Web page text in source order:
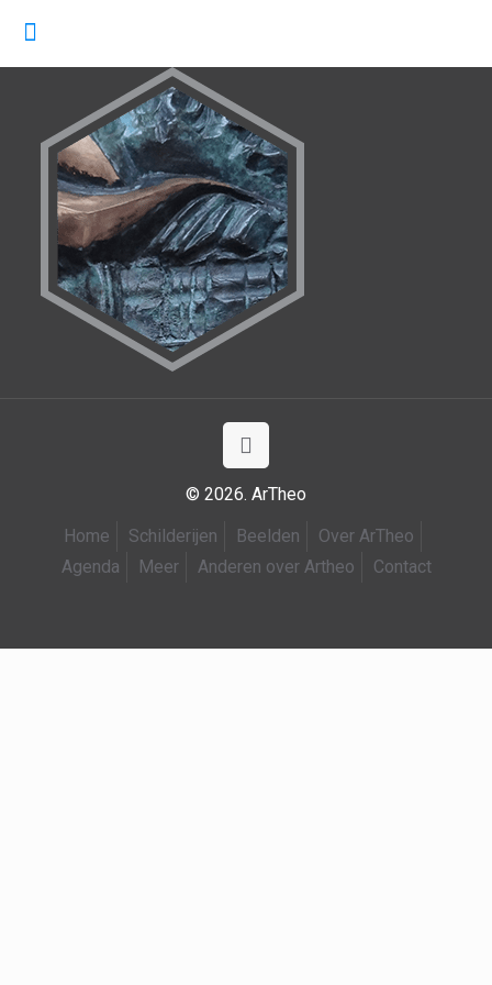
© 2026. ArTheo
Home
Schilderijen Beelden
Over ArTheo
Agenda
Meer Anderen over Artheo Contact